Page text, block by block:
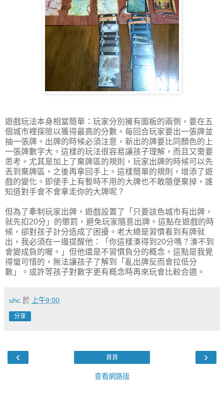
遊戲玩法本身相當簡單：玩家分別擁有圖板的兩側，要在五
個城市裡探險以獲得最高的分數。每回合玩家要出一張牌並
抽一張牌。出牌的時候必須注意，新出的牌要比同顏色的上
一張牌數字大。這樣的玩法很容易讓孩子理解，而且又需要
思考。尤其是加上了棄牌區的規則，玩家出牌的時候可以先
丟到棄牌區，之後再拿回手上。這樣簡單的規則，增添了遊
戲的變化。即使手上有暫時不用的大牌也不敢隨便棄掉，誰
知道對手會不會拿走你的大牌呢？
但為了牽制玩家出牌，遊戲設置了「只要該色城市有出牌，
就先扣20分」的懲罰，避免玩家隨意出牌。這點在遊戲的時
候，卻對孩子計分造成了困擾。老大總是習慣看到有牌就
出，我必須在一邊提醒他：「你這樣湊得到20分嗎？湊不到
會變成負的喔。」但他還是不習慣負分的概念。這點是我覺
得蠻可惜的，無法讓孩子了解到「亂出牌反而會拉低分
數」。或許等孩子對數字更有概念時再來玩會比較合適。
uhc 於 上午9:00
分享
‹ ›
首頁
查看網路版